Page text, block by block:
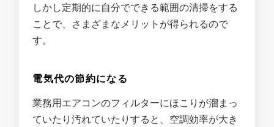
しかし定期的に自分でできる範囲の清掃をする
ことで、さまざまなメリットが得られるので
す。
電気代の節約になる
業務用エアコンのフィルターにほこりが溜まっ
ていたり汚れていたりすると、空調効率が大き